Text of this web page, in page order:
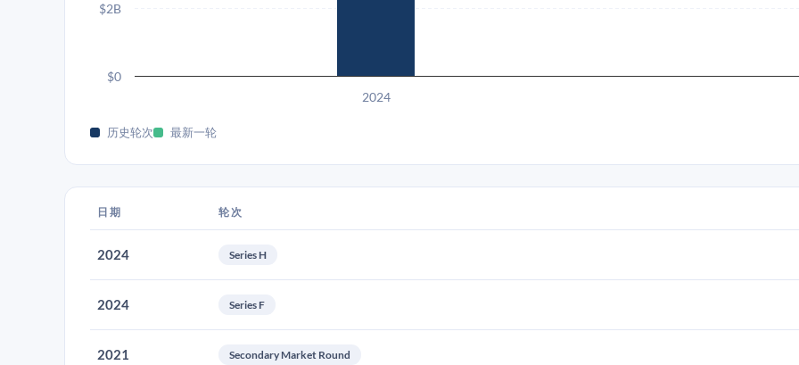
2024
$0
$2B
历史轮次 最新一轮
日期 轮次
2024 Series H
2024 Series F
2021 Secondary Market Round